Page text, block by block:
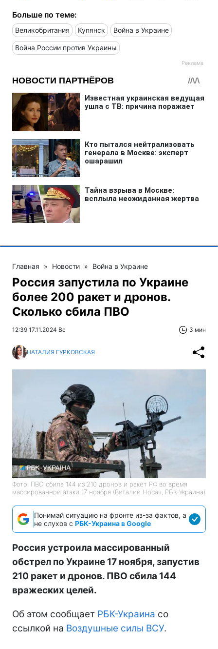
Больше по теме:
Великобритания Купянск Война в Украине
Война России против Украины
Главная » Новости » Война в Украине
Россия запустила по Украине
более 200 ракет и дронов.
Сколько сбила ПВО
12:39 17.11.2024 Вс 3 мин
НАТАЛИЯ ГУРКОВСКАЯ
Фото: ПВО сбила 144 из 210 дронов и ракет РФ во время
массированной атаки 17 ноября (Виталий Носач, РБК-Украина)
Понимай ситуацию на фронте из-за фактов, а
не слухов с РБК-Украина в Google
Россия устроила массированный
обстрел по Украине 17 ноября, запустив
210 ракет и дронов. ПВО сбила 144
вражеских целей.
Об этом сообщает РБК-Украина со
ссылкой на Воздушные силы ВСУ.